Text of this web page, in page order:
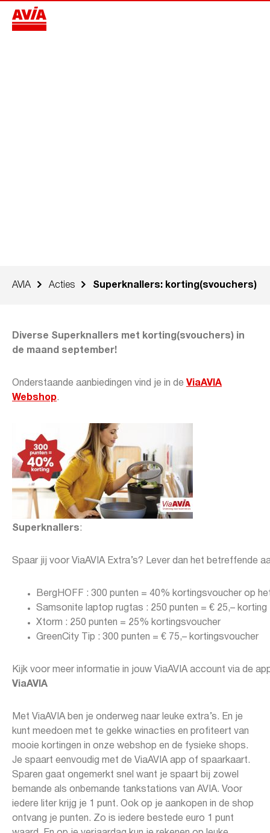
AVIA Acties Superknallers: korting(svouchers)
Diverse Superknallers met korting(svouchers) in
de maand september!
Onderstaande aanbiedingen vind je in de ViaAVIA
Webshop.
Superknallers:
Spaar jij voor ViaAVIA Extra’s? Lever dan het betreffende
BergHOFF : 300 punten = 40% kortingsvoucher op
Samsonite laptop rugtas : 250 punten = € 25,– korting
Xtorm : 250 punten = 25% kortingsvoucher
GreenCity Tip : 300 punten = € 75,– kortingsvoucher
Kijk voor meer informatie in jouw ViaAVIA account via de
ViaAVIA
Met ViaAVIA ben je onderweg naar leuke extra’s. En je
kunt meedoen met te gekke winacties en profiteert van
mooie kortingen in onze webshop en de fysieke shops.
Je spaart eenvoudig met de ViaAVIA app of spaarkaart.
Sparen gaat ongemerkt snel want je spaart bij zowel
bemande als onbemande tankstations van AVIA. Voor
iedere liter krijg je 1 punt. Ook op je aankopen in de shop
ontvang je punten. Zo is iedere bestede euro 1 punt